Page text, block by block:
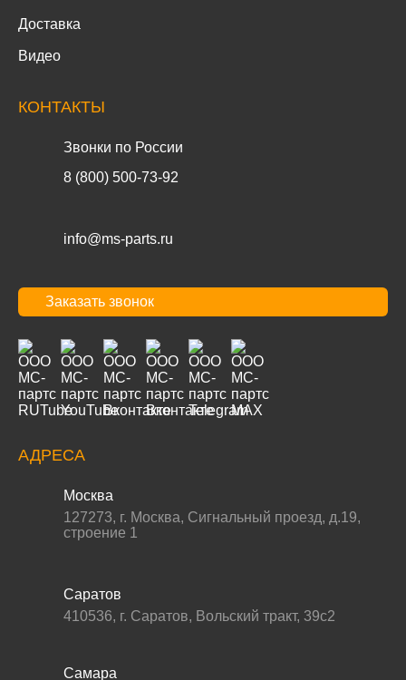
Доставка
Видео
КОНТАКТЫ
Звонки по России
8 (800) 500-73-92
info@ms-parts.ru
Заказать звонок
АДРЕСА
Москва
127273, г. Москва, Сигнальный проезд, д.19,
строение 1
Саратов
410536, г. Саратов, Вольский тракт, 39с2
Самара